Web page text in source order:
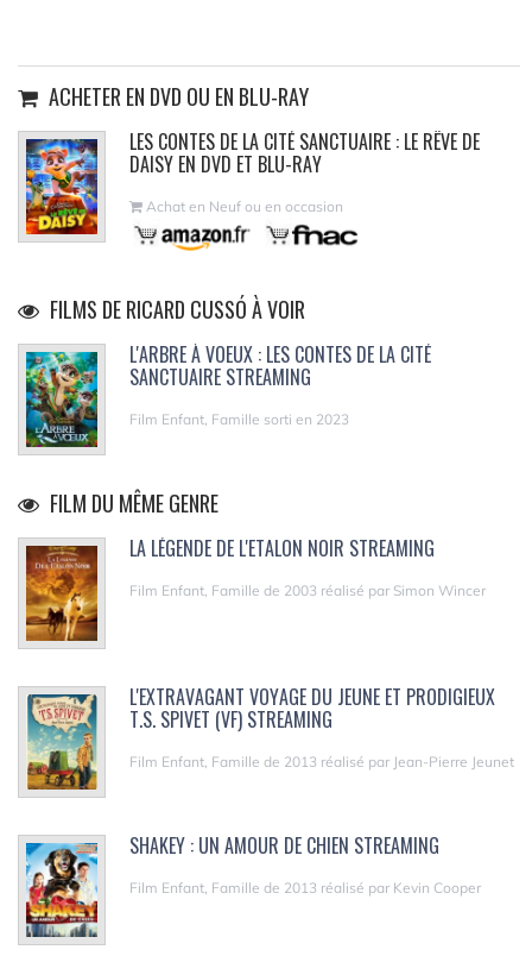
ACHETER EN DVD OU EN BLU-RAY
LES CONTES DE LA CITÉ SANCTUAIRE : LE RÊVE DE
DAISY EN DVD ET BLU-RAY
Achat en Neuf ou en occasion
FILMS DE RICARD CUSSÓ À VOIR
L'ARBRE À VOEUX : LES CONTES DE LA CITÉ
SANCTUAIRE STREAMING
Film Enfant, Famille sorti en 2023
FILM DU MÊME GENRE
LA LÉGENDE DE L'ETALON NOIR STREAMING
Film Enfant, Famille de 2003 réalisé par Simon Wincer
L'EXTRAVAGANT VOYAGE DU JEUNE ET PRODIGIEUX
T.S. SPIVET (VF) STREAMING
Film Enfant, Famille de 2013 réalisé par Jean-Pierre Jeunet
SHAKEY : UN AMOUR DE CHIEN STREAMING
Film Enfant, Famille de 2013 réalisé par Kevin Cooper